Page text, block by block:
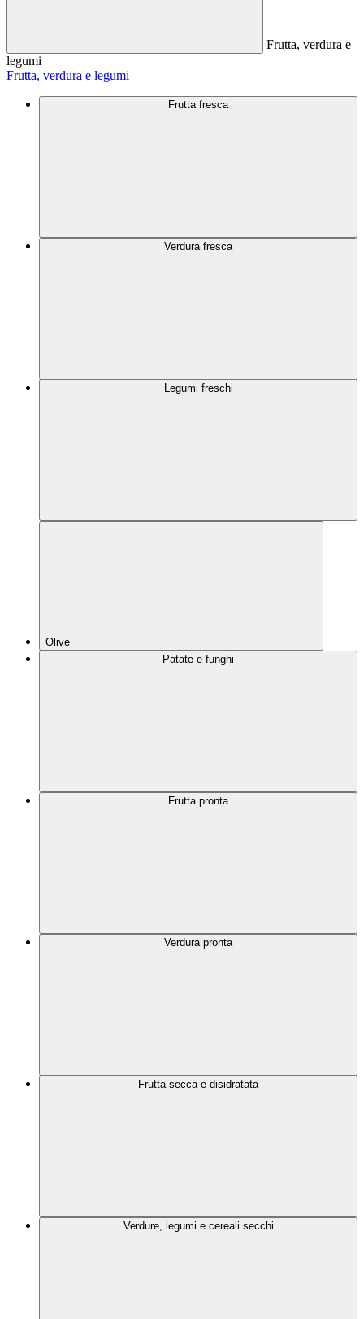
Frutta, verdura e
legumi
Frutta, verdura e legumi
Frutta fresca
Verdura fresca
Legumi freschi
Olive
Patate e funghi
Frutta pronta
Verdura pronta
Frutta secca e disidratata
Verdure, legumi e cereali secchi